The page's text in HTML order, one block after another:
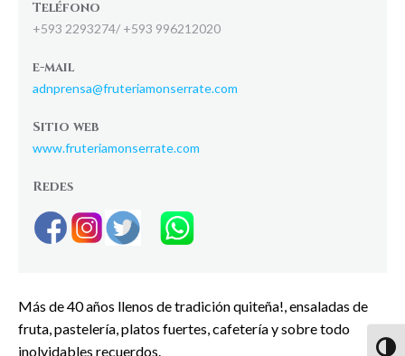
Teléfono
+593 2293274/ +593 996212020
e-mail
adnprensa@fruteriamonserrate.com
Sitio web
www.fruteriamonserrate.com
Redes
Más de 40 años llenos de tradición quiteña!, ensaladas de
fruta, pastelería, platos fuertes, cafetería y sobre todo
inolvidables recuerdos.